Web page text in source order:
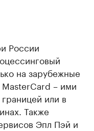
России
на зарубежные
– ими
границей или в
Также
Эпл Пэй и